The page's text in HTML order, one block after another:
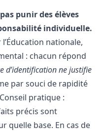
punir des élèves
individuelle.
nationale,
: chacun répond
d’identification ne justifie
par souci de rapidité
pratique :
précis sont
quelle base. En cas de